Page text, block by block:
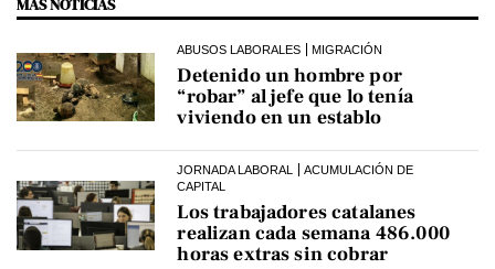
MÁS NOTICIAS
ABUSOS LABORALES MIGRACIÓN
Detenido un hombre por
“robar” al jefe que lo tenía
viviendo en un establo
JORNADA LABORAL
ACUMULACIÓN DE
CAPITAL
Los trabajadores catalanes
realizan cada semana 486.000
horas extras sin cobrar